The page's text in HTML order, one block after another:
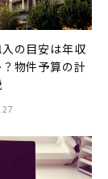
の目安は年収
物件予算の計